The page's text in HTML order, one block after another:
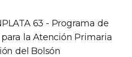
63 - Programa de
la Atención Primaria
del Bolsón